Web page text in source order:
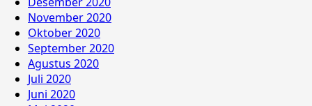
November 2020
Oktober 2020
September 2020
Agustus 2020
Juli 2020
Juni 2020